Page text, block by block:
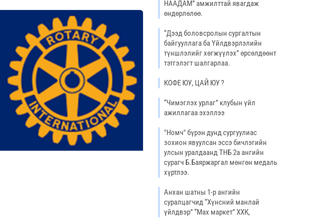
НААДАМ” амжилттай явагдаж
өндөрлөлөө.
“Дээд боловсролын сургалтын
байгууллага ба Үйлдвэрлэлийн
түншлэлийг хөгжүүлэх” өрсөлдөөнт
тэтгэлэгт шалгарлаа.
КОФЕ ЮУ, ЦАЙ ЮУ ?
“Чимэглэх урлаг” клубын үйл
ажиллагаа эхэллээ
"Номч" бүрэн дунд сургуулиас
зохион явуулсан эсcэ бичлэгийн
улсын уралдаанд ТНБ 2а ангийн
сурагч Б.Баяржаргал мөнгөн медаль
хүртлээ.
Анхан шатны 1-р ангийн
суралцагчид “Хүнсний манлай
үйлдвэр” “Мах маркет” ХХК,